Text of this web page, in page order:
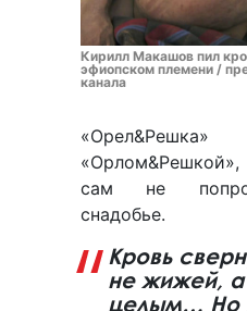
Кирилл Макашов пил
эфиопском племени /
канала
сам не
снадобье.
Кровь
не жижей,
целым… Но